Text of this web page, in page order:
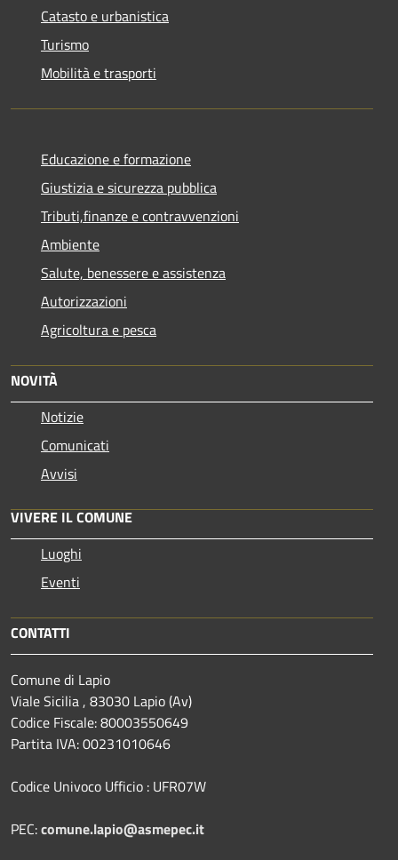
Catasto e urbanistica
Turismo
Mobilità e trasporti
Educazione e formazione
Giustizia e sicurezza pubblica
Tributi,finanze e contravvenzioni
Ambiente
Salute, benessere e assistenza
Autorizzazioni
Agricoltura e pesca
NOVITÀ
Notizie
Comunicati
Avvisi
VIVERE IL COMUNE
Luoghi
Eventi
CONTATTI
Comune di Lapio
Viale Sicilia , 83030 Lapio (Av)
Codice Fiscale: 80003550649
Partita IVA: 00231010646
Codice Univoco Ufficio : UFR07W
PEC:comune.lapio@asmepec.it